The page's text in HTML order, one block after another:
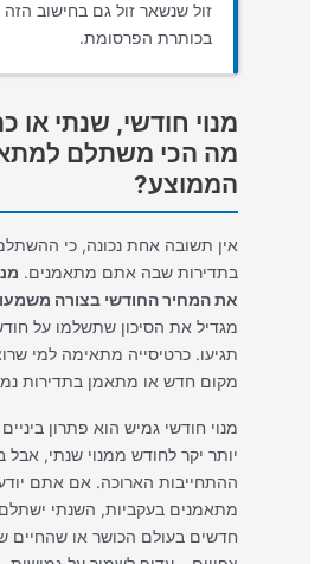
זול שנשאר זול גם בחישוב הזה
בכותרת הפרסומת.
מנוי חודשי, שנתי או
מה הכי משתלם
הממוצע?
אין תשובה אחת נכונה, כי
בתדירות שבה אתם מתאמנים.
את המחיר החודשי בצורה
מגדיל את הסיכון שתשלמו על
תגיעו. כרטיסייה מתאימה למי
מקום חדש או מתאמן בתדירות
מנוי חודשי גמיש הוא פתרון
יותר יקר לחודש ממנוי שנתי, אבל
ההתחייבות הארוכה. אם אתם
מתאמנים בעקביות, השנתי
חדשים בעולם הכושר או שהחיים